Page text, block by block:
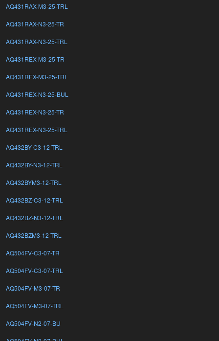
AQ431RAX-M3-25-TRL
AQ431RAX-N3-25-TR
AQ431RAX-N3-25-TRL
AQ431REX-M3-25-TR
AQ431REX-M3-25-TRL
AQ431REX-N3-25-BUL
AQ431REX-N3-25-TR
AQ431REX-N3-25-TRL
AQ432BY-C3-12-TRL
AQ432BY-N3-12-TRL
AQ432BYM3-12-TRL
AQ432BZ-C3-12-TRL
AQ432BZ-N3-12-TRL
AQ432BZM3-12-TRL
AQ504FV-C3-07-TR
AQ504FV-C3-07-TRL
AQ504FV-M3-07-TR
AQ504FV-M3-07-TRL
AQ504FV-N2-07-BU